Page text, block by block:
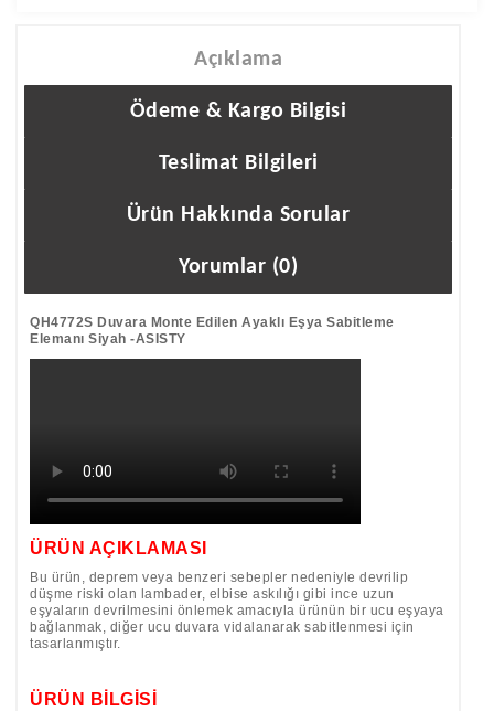
Açıklama
Ödeme & Kargo Bilgisi
Teslimat Bilgileri
Ürün Hakkında Sorular
Yorumlar (0)
QH4772S Duvara Monte Edilen Ayaklı Eşya Sabitleme
Elemanı Siyah -ASISTY
ÜRÜN AÇIKLAMASI
Bu ürün, deprem veya benzeri sebepler nedeniyle devrilip
düşme riski olan lambader, elbise askılığı gibi ince uzun
eşyaların devrilmesini önlemek amacıyla ürünün bir ucu eşyaya
bağlanmak, diğer ucu duvara vidalanarak sabitlenmesi için
tasarlanmıştır.
ÜRÜN BİLGİSİ